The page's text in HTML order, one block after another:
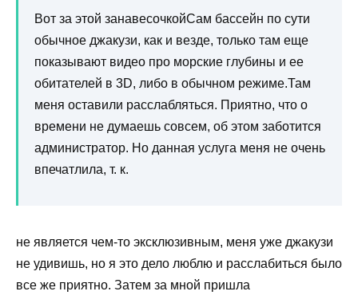
Вот за этой занавесочкойСам бассейн по сути
обычное джакузи, как и везде, только там еще
показывают видео про морские глубины и ее
обитателей в 3D, либо в обычном режиме.Там
меня оставили расслабляться. Приятно, что о
времени не думаешь совсем, об этом заботится
администратор. Но данная услуга меня не очень
впечатлила, т. к.
не является чем-то эксклюзивным, меня уже джакузи
не удивишь, но я это дело люблю и расслабиться было
все же приятно. Затем за мной пришла